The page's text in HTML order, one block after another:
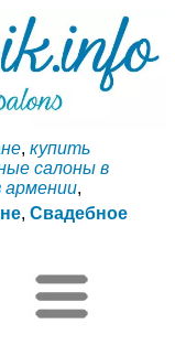
, купить
салоны в
армении,
, Свадебное